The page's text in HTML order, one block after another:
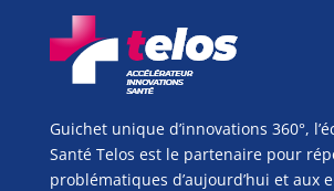
Guichet unique d’innovations 360°,
Santé Telos est le partenaire pour
problématiques d’aujourd’hui et aux